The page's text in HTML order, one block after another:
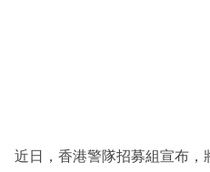
區
近日，香港警隊招募組宣布